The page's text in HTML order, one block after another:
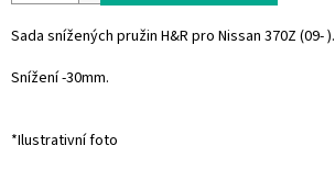
Sada snížených pružin H&R pro Nissan 370Z (09- ).
Snížení -30mm.
*Ilustrativní foto